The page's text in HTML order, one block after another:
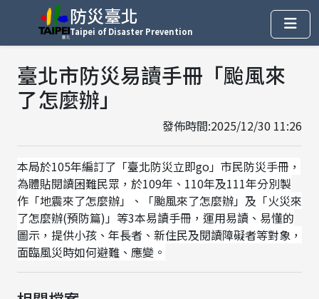
防災臺北
Taipei of Disaster Prevention
臺北市防災易讀手冊「颱風來
了怎麼辦」
發佈時間:2025/12/30 11:26
本局於105年編訂了「臺北防災立即go」市民防災手冊，
為體貼閱讀困難民眾，於109年、110年及111年分別製
作「地震來了怎麼辦」、「颱風來了怎麼辦」及「火災來
了怎麼辦(預防篇)」等3本易讀手冊，運用易讀、易懂的
圖示，提供小孩、年長者、新住民及閱讀障礙者等對象，
面臨風災時如何避難、應變。